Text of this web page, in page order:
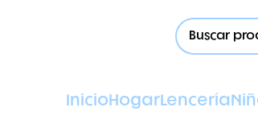
InicioHogarLencería